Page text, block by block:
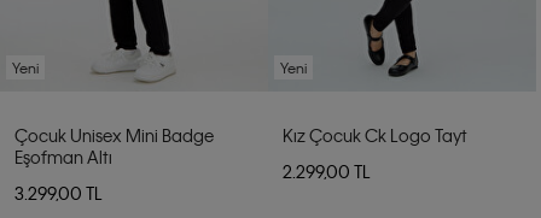
Yeni
Çocuk Unisex Mini Badge
Eşofman Altı
3.299,00 TL
Yeni
Kız Çocuk Ck Logo Tayt
2.299,00 TL